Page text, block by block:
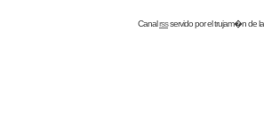
Canalrssservido por eltrujam�nde